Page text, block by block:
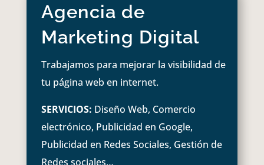
Agencia de
Marketing Digital
Trabajamos para mejorar la visibilidad de
tu página web en internet.
SERVICIOS: Diseño Web, Comercio
electrónico, Publicidad en Google,
Publicidad en Redes Sociales, Gestión de
Redes sociales…